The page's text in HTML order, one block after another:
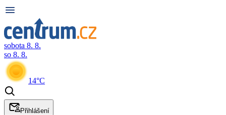
sobota 8. 8.
so 8. 8.
14°C
Přihlášení